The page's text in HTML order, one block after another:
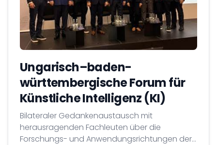
Ungarisch–baden-
württembergische Forum für
Künstliche Intelligenz (KI)
Bilateraler Gedankenaustausch mit
herausragenden Fachleuten über die
Forschungs- und Anwendungsrichtungen der